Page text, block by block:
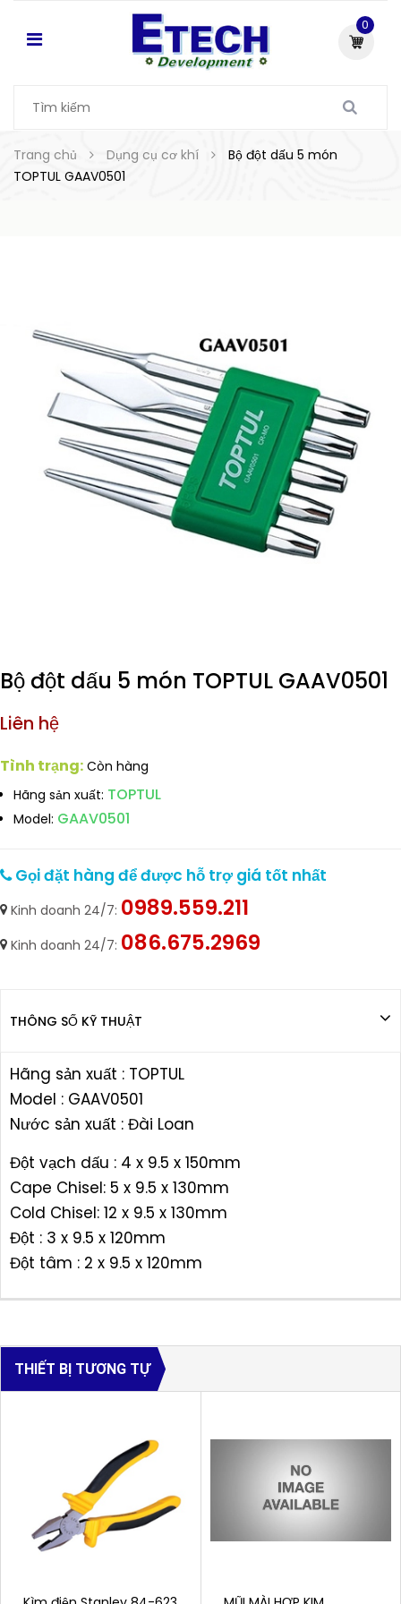
0
Trang chủ Dụng cụ cơ khí
Bộ đột dấu 5 món
TOPTUL GAAV0501
Bộ đột dấu 5 món TOPTUL GAAV0501
Liên hệ
Tình trạng: Còn hàng
Hãng sản xuất: TOPTUL
Model: GAAV0501
Gọi đặt hàng để được hỗ trợ giá tốt nhất
Kinh doanh 24/7: 0989.559.211
Kinh doanh 24/7: 086.675.2969
THÔNG SỐ KỸ THUẬT
Hãng sản xuất : TOPTUL
Model : GAAV0501
Nước sản xuất : Đài Loan
Đột vạch dấu : 4 x 9.5 x 150mm
Cape Chisel: 5 x 9.5 x 130mm
Cold Chisel: 12 x 9.5 x 130mm
Đột : 3 x 9.5 x 120mm
Đột tâm : 2 x 9.5 x 120mm
THIẾT BỊ TƯƠNG TỰ